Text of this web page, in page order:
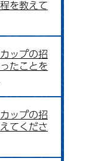
を教えて
ップの招
たことを
ップの招
てくださ